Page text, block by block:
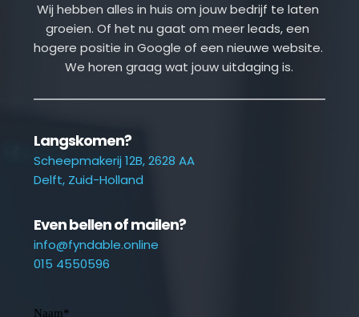
Wij hebben alles in huis om jouw bedrijf te laten
groeien. Of het nu gaat om meer leads, een
hogere positie in Google of een nieuwe website.
We horen graag wat jouw uitdaging is.
Langskomen?
Scheepmakerij 12B, 2628 AA
Delft, Zuid-Holland
Even bellen of mailen?
info@fyndable.online
015 4550596
Naam*